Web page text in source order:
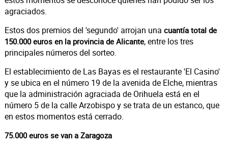
agraciados.
Estos dos premios del 'segundo' arrojan una cuantía total de
150.000 euros en la provincia de Alicante, entre los tres
principales números del sorteo.
El establecimiento de Las Bayas es el restaurante 'El Casino'
y se ubica en el número 19 de la avenida de Elche, mientras
que la administración agraciada de Orihuela está en el
número 5 de la calle Arzobispo y se trata de un estanco, que
en estos momentos está cerrado.
75.000 euros se van a Zaragoza